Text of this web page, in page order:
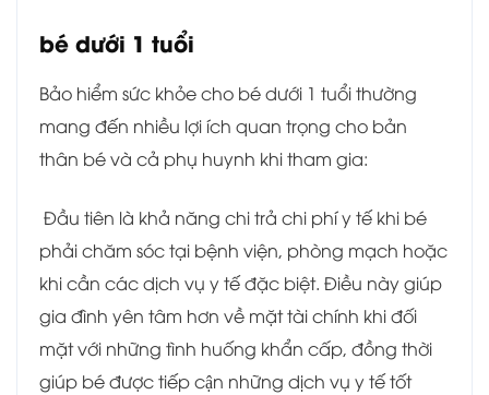
bé dưới 1 tuổi
Bảo hiểm sức khỏe cho bé dưới 1 tuổi thường
mang đến nhiều lợi ích quan trọng cho bản
thân bé và cả phụ huynh khi tham gia:
Đầu tiên là khả năng chi trả chi phí y tế khi bé
phải chăm sóc tại bệnh viện, phòng mạch hoặc
khi cần các dịch vụ y tế đặc biệt. Điều này giúp
gia đình yên tâm hơn về mặt tài chính khi đối
mặt với những tình huống khẩn cấp, đồng thời
giúp bé được tiếp cận những dịch vụ y tế tốt